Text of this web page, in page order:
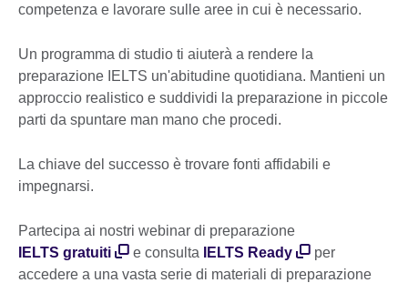
competenza e lavorare sulle aree in cui è necessario.
Un programma di studio ti aiuterà a rendere la
preparazione IELTS un'abitudine quotidiana. Mantieni un
approccio realistico e suddividi la preparazione in piccole
parti da spuntare man mano che procedi.
La chiave del successo è trovare fonti affidabili e
impegnarsi.
Partecipa ai nostri webinar di preparazione
IELTS gratuiti
e consulta IELTS Ready
per
accedere a una vasta serie di materiali di preparazione